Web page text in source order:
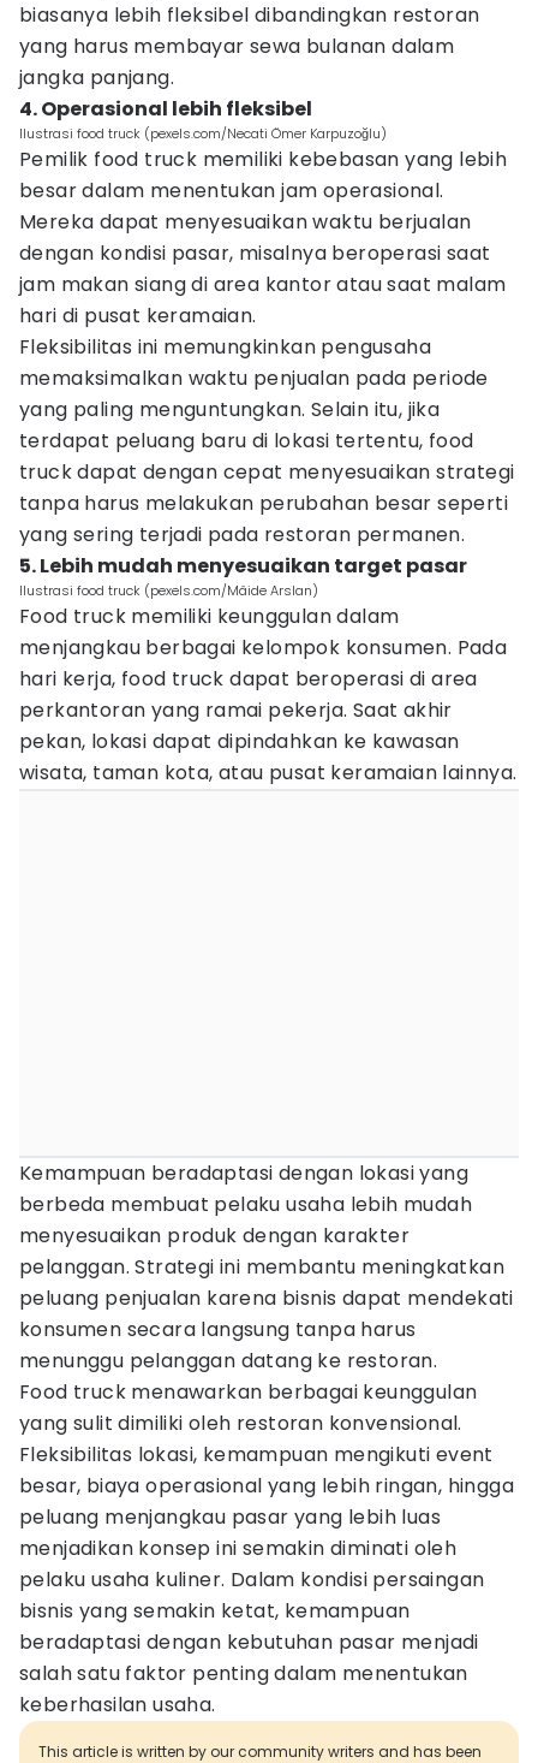
biasanya lebih fleksibel dibandingkan restoran
yang harus membayar sewa bulanan dalam
jangka panjang.
4. Operasional lebih fleksibel
Ilustrasi food truck (pexels.com/Necati Ömer Karpuzoğlu)
Pemilik food truck memiliki kebebasan yang lebih
besar dalam menentukan jam operasional.
Mereka dapat menyesuaikan waktu berjualan
dengan kondisi pasar, misalnya beroperasi saat
jam makan siang di area kantor atau saat malam
hari di pusat keramaian.
Fleksibilitas ini memungkinkan pengusaha
memaksimalkan waktu penjualan pada periode
yang paling menguntungkan. Selain itu, jika
terdapat peluang baru di lokasi tertentu, food
truck dapat dengan cepat menyesuaikan strategi
tanpa harus melakukan perubahan besar seperti
yang sering terjadi pada restoran permanen.
5. Lebih mudah menyesuaikan target pasar
Ilustrasi food truck (pexels.com/Mâide Arslan)
Food truck memiliki keunggulan dalam
menjangkau berbagai kelompok konsumen. Pada
hari kerja, food truck dapat beroperasi di area
perkantoran yang ramai pekerja. Saat akhir
pekan, lokasi dapat dipindahkan ke kawasan
wisata, taman kota, atau pusat keramaian lainnya.
Kemampuan beradaptasi dengan lokasi yang
berbeda membuat pelaku usaha lebih mudah
menyesuaikan produk dengan karakter
pelanggan. Strategi ini membantu meningkatkan
peluang penjualan karena bisnis dapat mendekati
konsumen secara langsung tanpa harus
menunggu pelanggan datang ke restoran.
Food truck menawarkan berbagai keunggulan
yang sulit dimiliki oleh restoran konvensional.
Fleksibilitas lokasi, kemampuan mengikuti event
besar, biaya operasional yang lebih ringan, hingga
peluang menjangkau pasar yang lebih luas
menjadikan konsep ini semakin diminati oleh
pelaku usaha kuliner. Dalam kondisi persaingan
bisnis yang semakin ketat, kemampuan
beradaptasi dengan kebutuhan pasar menjadi
salah satu faktor penting dalam menentukan
keberhasilan usaha.
This article is written by our community writers and has been